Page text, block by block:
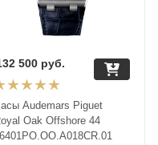
Audemars Piguet
Oak Offshore 44
500руб.